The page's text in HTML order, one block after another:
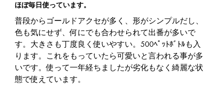
ほぼ毎日使っています。
普段からゴールドアクセが多く、形がシンプルだし、
色も気にせず、何にでも合わせられて出番が多いで
す。大きさも丁度良く使いやすい。500ﾍﾟｯﾄﾎﾞﾄﾙも入
ります。これをもっていたら可愛いと言われる事が多
いです。使って一年経ちましたが劣化もなく綺麗な状
態で使えています。